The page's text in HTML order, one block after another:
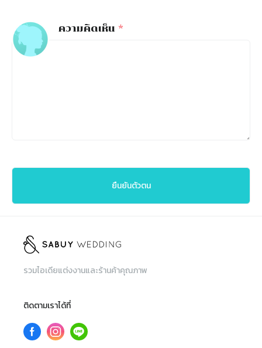
ความคิดเห็น *
ยืนยันตัวตน
รวมไอเดียแต่งงานและร้านค้าคุณภาพ
ติดตามเราได้ที่